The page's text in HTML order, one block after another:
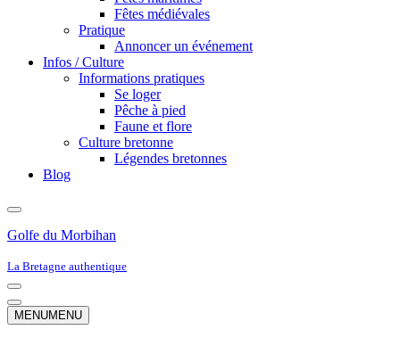
Fêtes médiévales
Pratique
Annoncer un événement
Infos / Culture
Informations pratiques
Se loger
Pêche à pied
Faune et flore
Culture bretonne
Légendes bretonnes
Blog
Golfe du Morbihan
La Bretagne authentique
Menu
de
navigation
Menu
de
MENUMENU